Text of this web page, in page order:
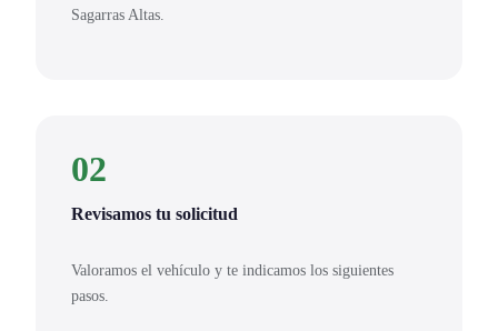
Sagarras Altas.
02
Revisamos tu solicitud
Valoramos el vehículo y te indicamos los siguientes
pasos.